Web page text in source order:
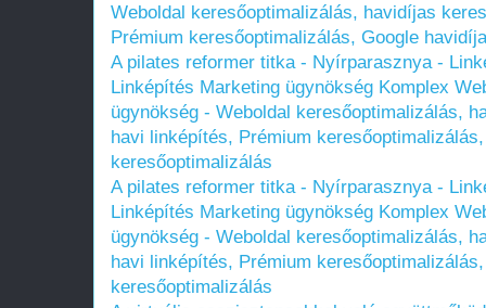
Weboldal keresőoptimalizálás, havidíjas
Prémium keresőoptimalizálás, Google
A pilates reformer titka - Nyírparasznya -
Linképítés Marketing ügynökség Komplex
ügynökség - Weboldal keresőoptimalizálás,
havi linképítés, Prémium
keresőoptimalizálás
A pilates reformer titka - Nyírparasznya -
Linképítés Marketing ügynökség Komplex
ügynökség - Weboldal keresőoptimalizálás,
havi linképítés, Prémium
keresőoptimalizálás